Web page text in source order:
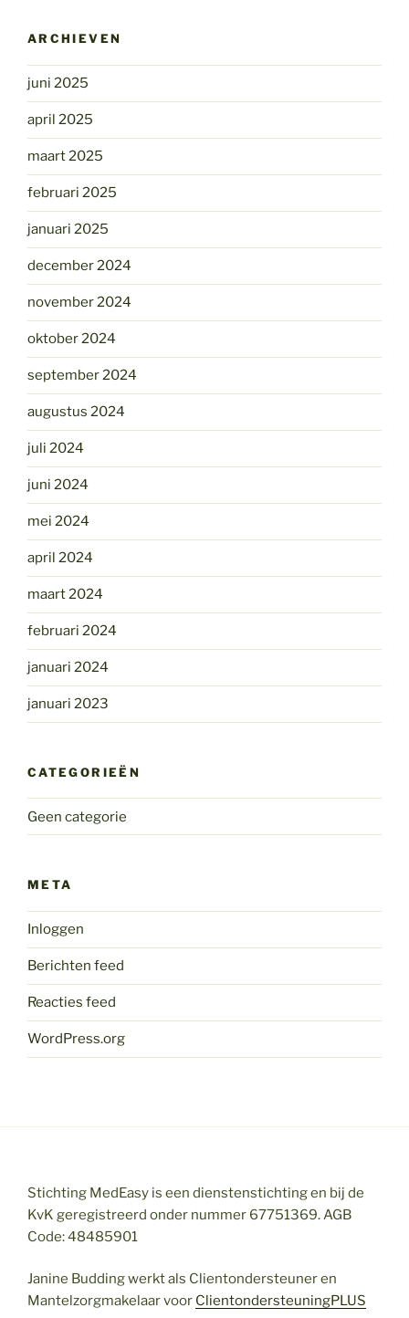
ARCHIEVEN
juni 2025
april 2025
maart 2025
februari 2025
januari 2025
december 2024
november 2024
oktober 2024
september 2024
augustus 2024
juli 2024
juni 2024
mei 2024
april 2024
maart 2024
februari 2024
januari 2024
januari 2023
CATEGORIEËN
Geen categorie
META
Inloggen
Berichten feed
Reacties feed
WordPress.org
Stichting MedEasy is een dienstenstichting en bij de
KvK geregistreerd onder nummer 67751369. AGB
Code: 48485901
Janine Budding werkt als Clientondersteuner en
Mantelzorgmakelaar voor ClientondersteuningPLUS